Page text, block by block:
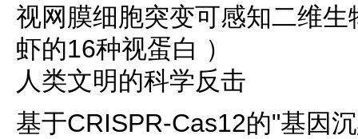
视网膜细胞突变可感知二维
虾的16种视蛋白 ）
人类文明的科学反击
基于CRISPR-Cas12的"基因